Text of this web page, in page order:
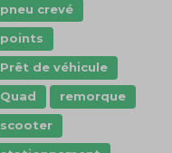
pneu crevé
points
Prêt de véhicule
Quad
remorque
scooter